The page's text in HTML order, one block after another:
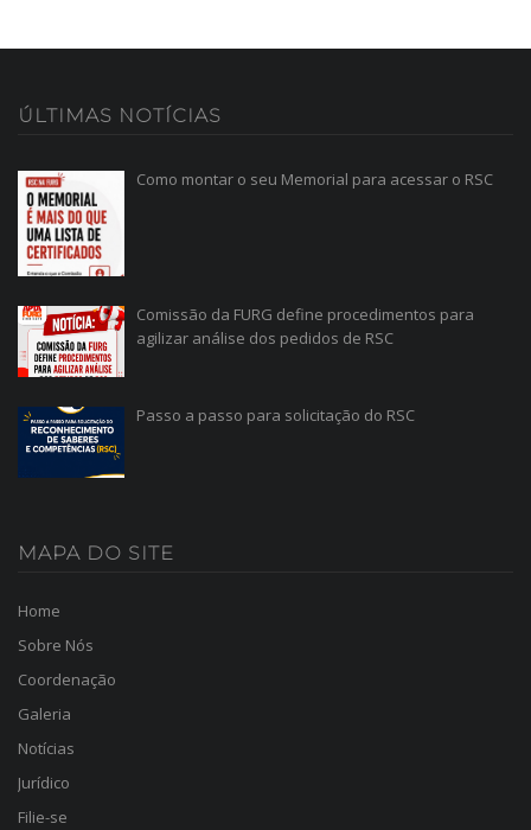
ÚLTIMAS NOTÍCIAS
Como montar o seu Memorial para acessar o RSC
Comissão da FURG define procedimentos para
agilizar análise dos pedidos de RSC
Passo a passo para solicitação do RSC
MAPA DO SITE
Home
Sobre Nós
Coordenação
Galeria
Notícias
Jurídico
Filie-se